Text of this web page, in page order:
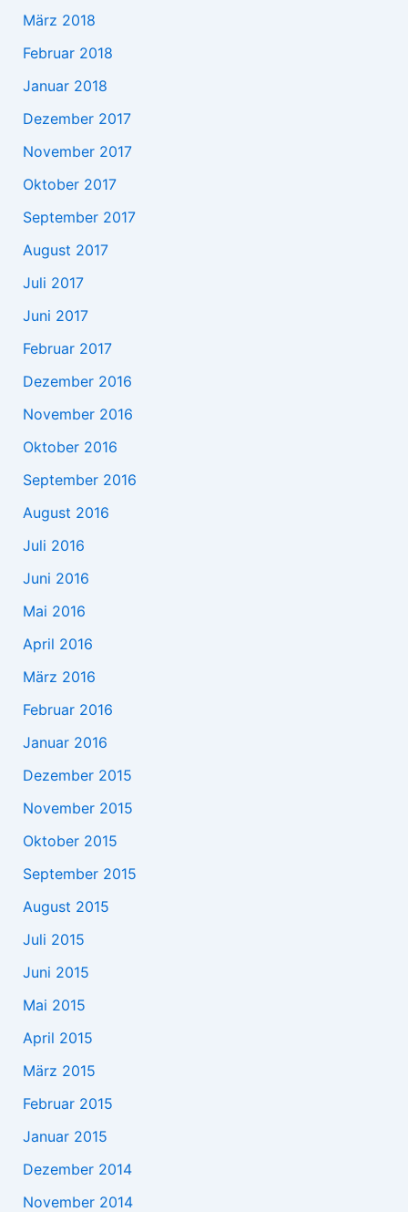
März 2018
Februar 2018
Januar 2018
Dezember 2017
November 2017
Oktober 2017
September 2017
August 2017
Juli 2017
Juni 2017
Februar 2017
Dezember 2016
November 2016
Oktober 2016
September 2016
August 2016
Juli 2016
Juni 2016
Mai 2016
April 2016
März 2016
Februar 2016
Januar 2016
Dezember 2015
November 2015
Oktober 2015
September 2015
August 2015
Juli 2015
Juni 2015
Mai 2015
April 2015
März 2015
Februar 2015
Januar 2015
Dezember 2014
November 2014